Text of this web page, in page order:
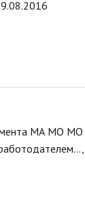
МА МО МО